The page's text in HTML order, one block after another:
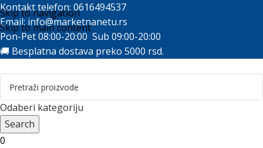
Skip to navigation
Skip to main content
Kontakt telefon: 0616494537
Email: info@marketnanetu.rs
Pon-Pet 08:00-20:00 Sub 09:00-20:00
🚚 Besplatna dostava preko 5000 rsd.
Odaberi kategoriju
Search
0